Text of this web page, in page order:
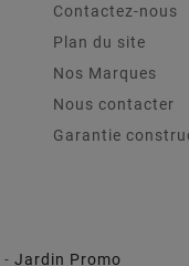
Contactez-nous
Plan du site
Nos Marques
Nous contacter
Garantie
- Jardin Promo